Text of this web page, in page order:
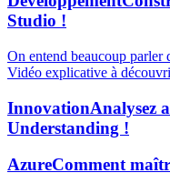
Studio !
On entend beaucoup parler
Vidéo explicative à
InnovationAnalysez
Understanding !
AzureComment